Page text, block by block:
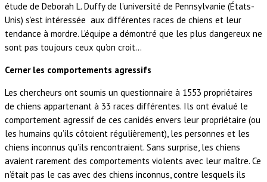
étude de Deborah L. Duffy de l’université de Pennsylvanie (États-
Unis) s’est intéressée aux différentes races de chiens et leur
tendance à mordre. L’équipe a démontré que les plus dangereux ne
sont pas toujours ceux qu’on croit…
Cerner les comportements agressifs
Les chercheurs ont soumis un questionnaire à 1553 propriétaires
de chiens appartenant à 33 races différentes. Ils ont évalué le
comportement agressif de ces canidés envers leur propriétaire (ou
les humains qu’ils côtoient régulièrement), les personnes et les
chiens inconnus qu’ils rencontraient. Sans surprise, les chiens
avaient rarement des comportements violents avec leur maître. Ce
n’était pas le cas avec des chiens inconnus, contre lesquels ils